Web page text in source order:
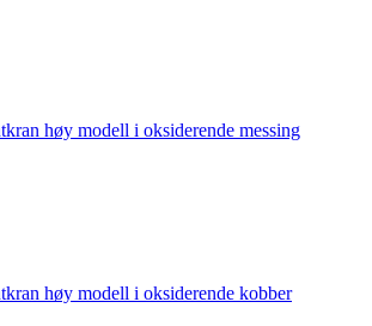
høy modell i oksiderende messing
høy modell i oksiderende kobber